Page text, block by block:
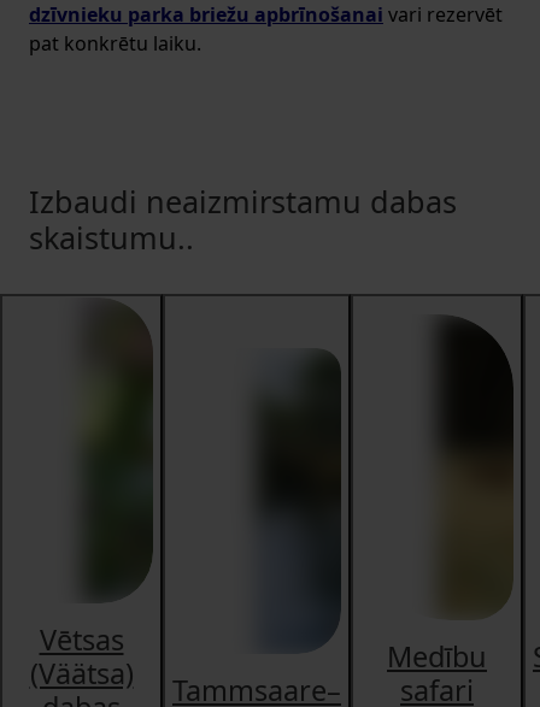
dzīvnieku parka briežu apbrīnošanai vari rezervēt
pat konkrētu laiku.
Izbaudi neaizmirstamu dabas
skaistumu..
Vētsas
(Väätsa)
Tammsaare–
Medību
safari